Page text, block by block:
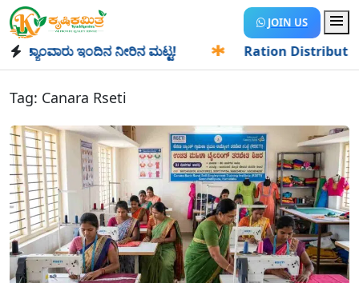
JOIN US
ಇಂದಿನ ನೀರಿನ ಮಟ್ಟ! Ration Distribution-
Tag: Canara Rseti